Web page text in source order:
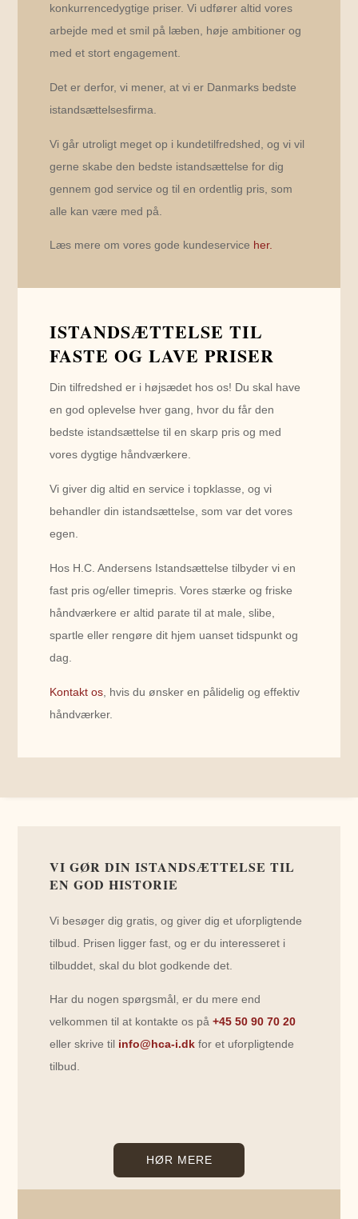
konkurrencedygtige priser. Vi udfører altid vores
arbejde med et smil på læben, høje ambitioner og
med et stort engagement.
Det er derfor, vi mener, at vi er Danmarks bedste
istandsættelsesfirma.
Vi går utroligt meget op i kundetilfredshed, og vi vil
gerne skabe den bedste istandsættelse for dig
gennem god service og til en ordentlig pris, som
alle kan være med på.
Læs mere om vores gode kundeservice her.
ISTANDSÆTTELSE TIL
FASTE OG LAVE PRISER
Din tilfredshed er i højsædet hos os! Du skal have
en god oplevelse hver gang, hvor du får den
bedste istandsættelse til en skarp pris og med
vores dygtige håndværkere.
Vi giver dig altid en service i topklasse, og vi
behandler din istandsættelse, som var det vores
egen.
Hos H.C. Andersens Istandsættelse tilbyder vi en
fast pris og/eller timepris. Vores stærke og friske
håndværkere er altid parate til at male, slibe,
spartle eller rengøre dit hjem uanset tidspunkt og
dag.
Kontakt os , hvis du ønsker en pålidelig og effektiv
håndværker.
VI GØR DIN ISTANDSÆTTELSE TIL
EN GOD HISTORIE
Vi besøger dig gratis, og giver dig et uforpligtende
tilbud. Prisen ligger fast, og er du interesseret i
tilbuddet, skal du blot godkende det.
Har du nogen spørgsmål, er du mere end
velkommen til at kontakte os på+45 50 90 70 20
eller skrive til info@hca-i.dk for et uforpligtende
tilbud.
HØR MERE